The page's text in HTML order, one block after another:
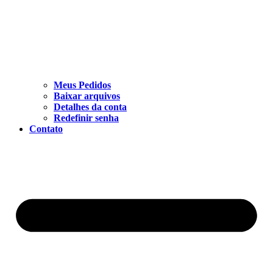
Meus Pedidos
Baixar arquivos
Detalhes da conta
Redefinir senha
Contato